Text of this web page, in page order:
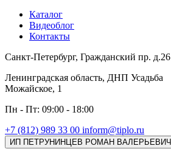
Каталог
Видеоблог
Контакты
Санкт-Петербург, Гражданский пр. д.26
Ленинградская область, ДНП Усадьба
Можайское, 1
Пн - Пт: 09:00 - 18:00
+7 (812) 989 33 00 inform@tiplo.ru
ИП ПЕТРУНИНЦЕВ РОМАН ВАЛЕРЬЕВИЧ